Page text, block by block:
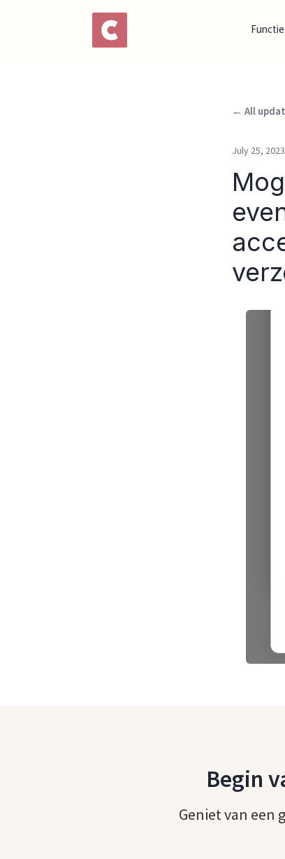
← All
July 25, 2023
Begin
Geniet van een